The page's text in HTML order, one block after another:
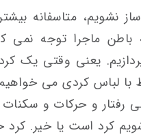
نشویم، متاسفانه
ماجرا توجه نمی
یعنی وقتی یک
با لباس کردی می
رفتار و حرکات و سکنات
کرد است یا خیر.